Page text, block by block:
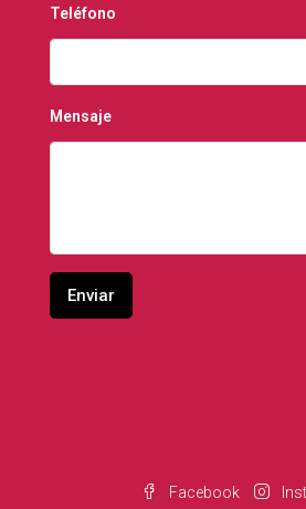
Teléfono
Mensaje
Facebook